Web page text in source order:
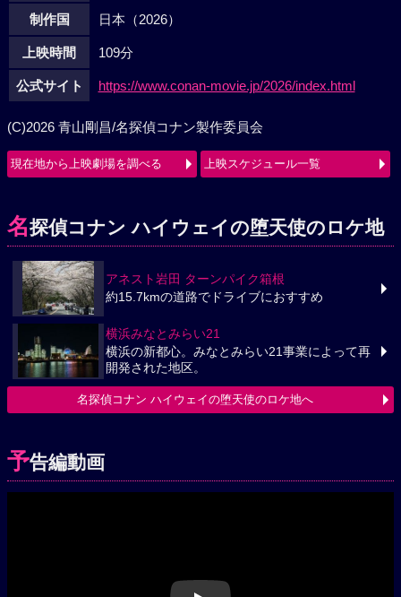
制作国 日本（2026）
上映時間 109分
公式サイト https://www.conan-movie.jp/2026/index.html
(C)2026 青山剛昌/名探偵コナン製作委員会
現在地から上映劇場を調べる 上映スケジュール一覧
名探偵コナン ハイウェイの堕天使のロケ地
アネスト岩田 ターンパイク箱根
約15.7kmの道路でドライブにおすすめ
横浜みなとみらい21
横浜の新都心。みなとみらい21事業によって再
開発された地区。
名探偵コナン ハイウェイの堕天使のロケ地へ
予告編動画